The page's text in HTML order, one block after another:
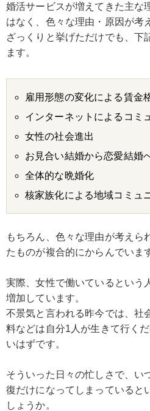
婚活サービスが増えてきた主な
はなく、色々な理由・原因が考
ざっくりと挙げただけでも、下
ます。
雇用形態の変化による賃金
インターネットによるコミ
女性の社会進出
お見合い結婚から恋愛結婚
全体的な晩婚化
核家族化による地域コミュ
もちろん、色々な理由が考えら
たものが複合的にからんでいま
実際、女性で働いているという
増加しています。
不景気と言われる昨今では、社
料などは自分1人が生きて行く
いはずです。
そういった日々の忙しさで、い
復だけになってしまっていると
しょうか。